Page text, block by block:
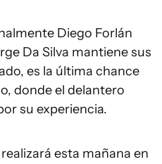
Diego Forlán
Da Silva mantiene sus
es la última chance
donde el delantero
su experiencia.
esta mañana en